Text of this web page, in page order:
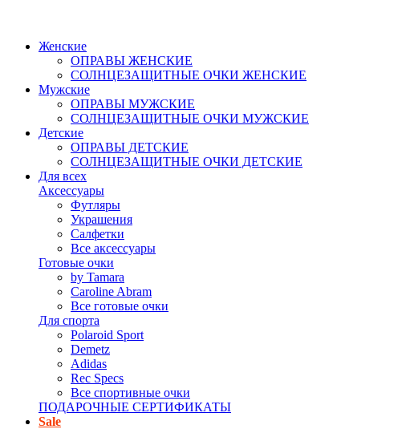
Женские
ОПРАВЫ ЖЕНСКИЕ
СОЛНЦЕЗАЩИТНЫЕ ОЧКИ ЖЕНСКИЕ
Мужские
ОПРАВЫ МУЖСКИЕ
СОЛНЦЕЗАЩИТНЫЕ ОЧКИ МУЖСКИЕ
Детские
ОПРАВЫ ДЕТСКИЕ
СОЛНЦЕЗАЩИТНЫЕ ОЧКИ ДЕТСКИЕ
Для всех
Аксессуары
Футляры
Украшения
Салфетки
Все аксессуары
Готовые очки
by Tamara
Caroline Abram
Все готовые очки
Для спорта
Polaroid Sport
Demetz
Adidas
Rec Specs
Все спортивные очки
ПОДАРОЧНЫЕ СЕРТИФИКАТЫ
Sale